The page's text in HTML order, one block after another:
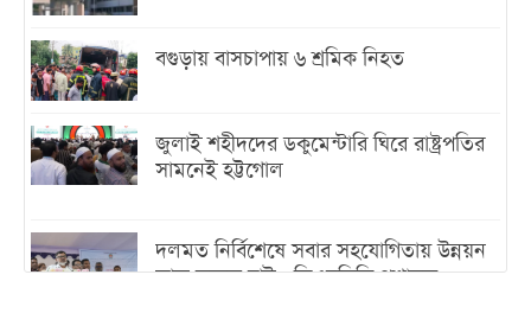
বগুড়ায় বাসচাপায় ৬ শ্রমিক নিহত
জুলাই শহীদদের ডকুমেন্টারি ঘিরে রাষ্ট্রপতির
সামনেই হট্টগোল
দলমত নির্বিশেষে সবার সহযোগিতায় উন্নয়ন
কাজ করতে চাই : ডিএনসিসি প্রশাসক